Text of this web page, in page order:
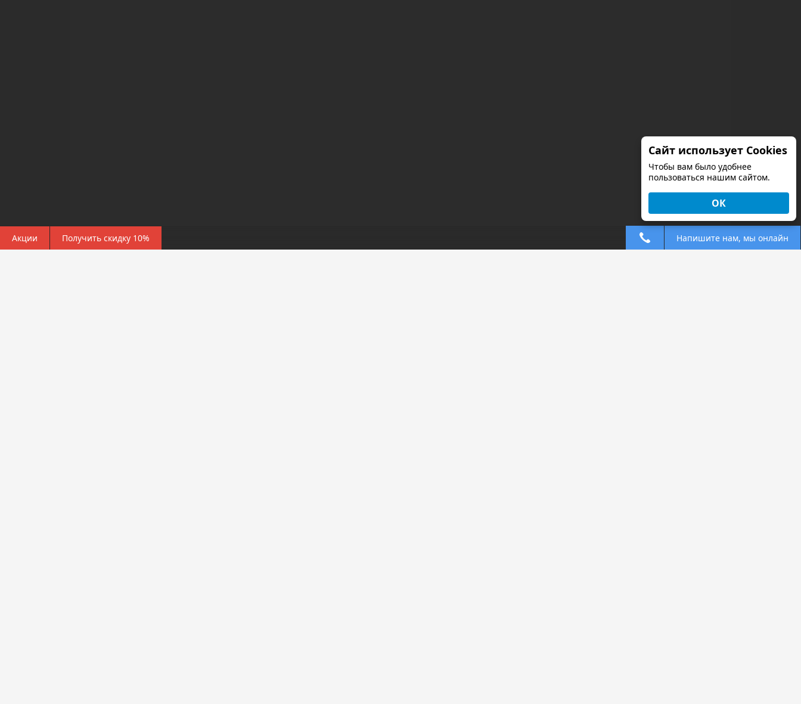
Акции Получить скидку 10% Напишите нам, мы онлайн
Сайт использует Cookies
Чтобы вам было удобнее
пользоваться нашим сайтом.
ОК